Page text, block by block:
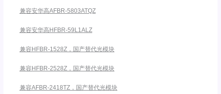
兼容安华高AFBR-5803ATQZ
兼容安华高HFBR-59L1ALZ
兼容HFBR-1528Z，国产替代光模块
兼容HFBR-2528Z，国产替代光模块
兼容AFBR-2418TZ，国产替代光模块